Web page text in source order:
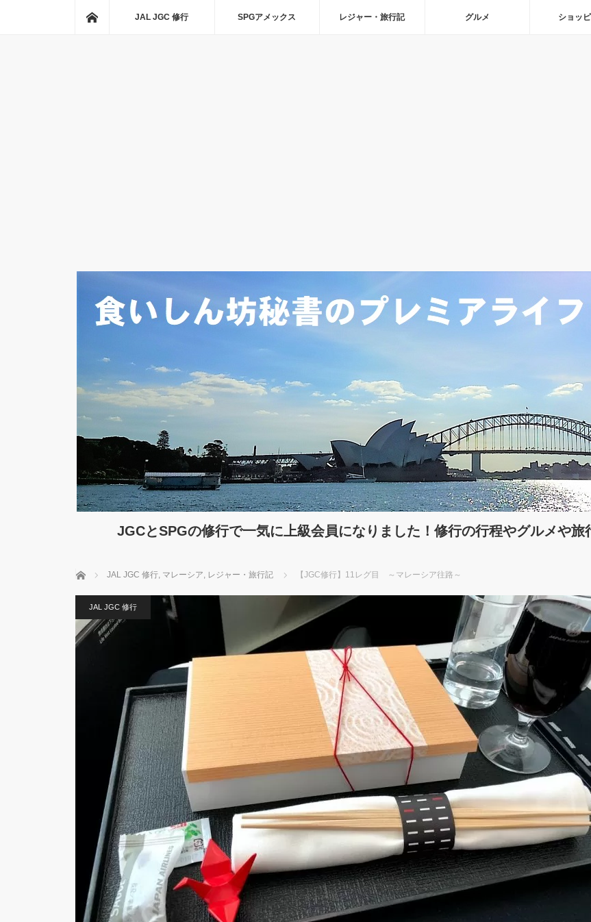
ホームJAL JGC 修行 SPGアメックス レジャー・旅行記 グルメ ショッ
JGCとSPGの修行で一気に上級会員になりました！修行の行程やグルメや旅
ホーム JAL JGC 修行, マレーシア, レジャー・旅行記 【JGC修行】11レグ目 ～マレーシア往路～
JAL JGC 修行